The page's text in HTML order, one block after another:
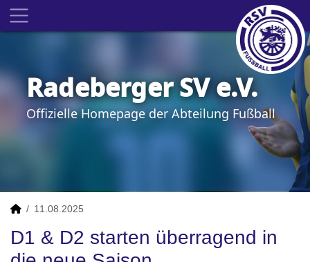
Radeberger SV e.V.
Offizielle Homepage der Abteilung Fußball
11.08.2025
D1 & D2 starten überragend in